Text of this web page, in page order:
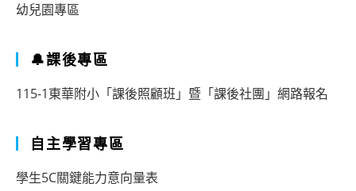
幼兒園專區
🔔課後專區
115-1東華附小「課後照顧班」暨「課後社團」網路報名
自主學習專區
學生5C關鍵能力意向量表